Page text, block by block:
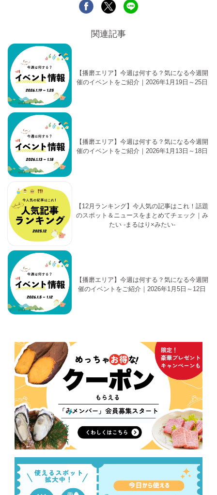
関連記事
【播磨エリア】今週は何する？気になる今週開
催のイベントをご紹介｜2026年1月19日～25日
【播磨エリア】今週は何する？気になる今週開
催のイベントをご紹介｜2026年1月13日～18日
【12月ランキング】今人気の記事はこれ！話題
のスポット＆ニュースをまとめてチェック｜み
たい -まるはり×みたい-
【播磨エリア】今週は何する？気になる今週開
催のイベントをご紹介｜2026年1月5日～12日